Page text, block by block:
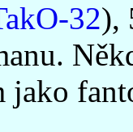
32),
jako